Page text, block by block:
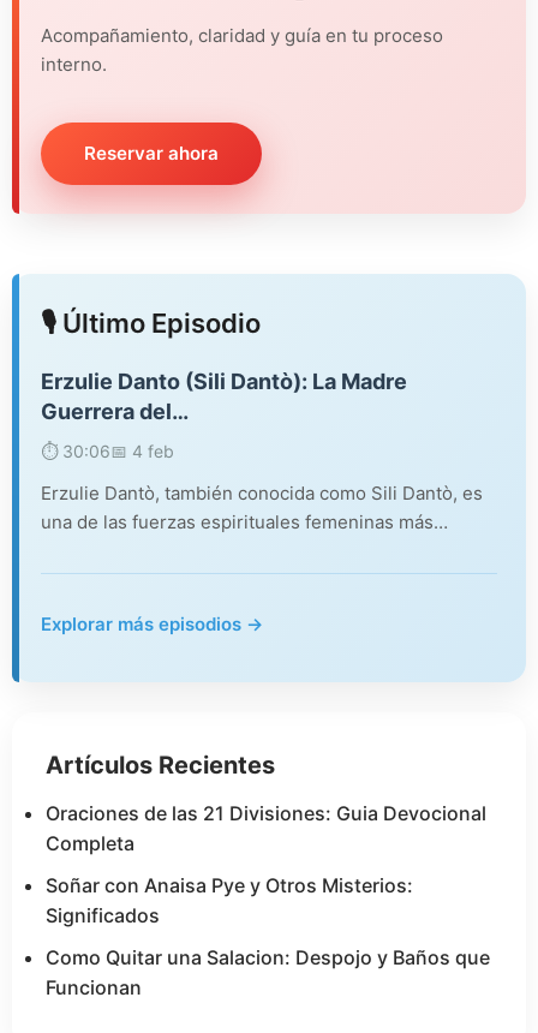
Acompañamiento, claridad y guía en tu proceso
interno.
Reservar ahora
🎙️ Último Episodio
Erzulie Danto (Sili Dantò): La Madre
Guerrera del…
⏱️ 30:06📅 4 feb
Erzulie Dantò, también conocida como Sili Dantò, es
una de las fuerzas espirituales femeninas más…
Explorar más episodios →
Artículos Recientes
Oraciones de las 21 Divisiones: Guia Devocional
Completa
Soñar con Anaisa Pye y Otros Misterios:
Significados
Como Quitar una Salacion: Despojo y Baños que
Funcionan